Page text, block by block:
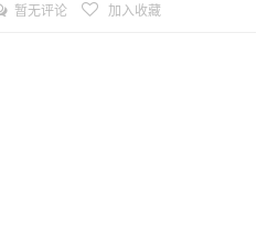
暂无评论 加入收藏